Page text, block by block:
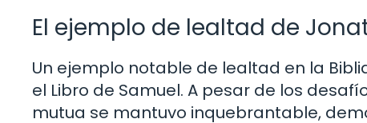
El ejemplo de lealtad de
Un ejemplo notable de lealtad en la
el Libro de Samuel. A pesar de los
mutua se mantuvo inquebrantable,